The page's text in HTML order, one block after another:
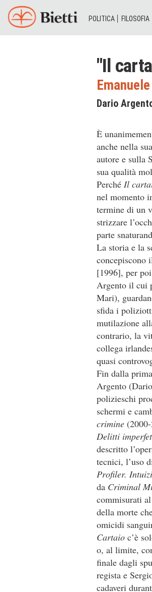
POLITICA FILOSOFIA
"Il
Dario
È
anche nella
autore e sulla
sua qualità
Perché Il
nel momento
termine di un
strizzare
parte
La storia e la
concepiscono
[1996], per
Argento il cui
Mari),
sfida i
mutilazione
contrario, la
collega
quasi
Fin dalla
Argento
polizieschi
schermi e
crimine
Delitti
descritto
tecnici, l’uso
Profiler.
da Criminal
commisurati
della morte
omicidi
Cartaio c’è
o, al limite,
finale dagli
regista e
cadaveri